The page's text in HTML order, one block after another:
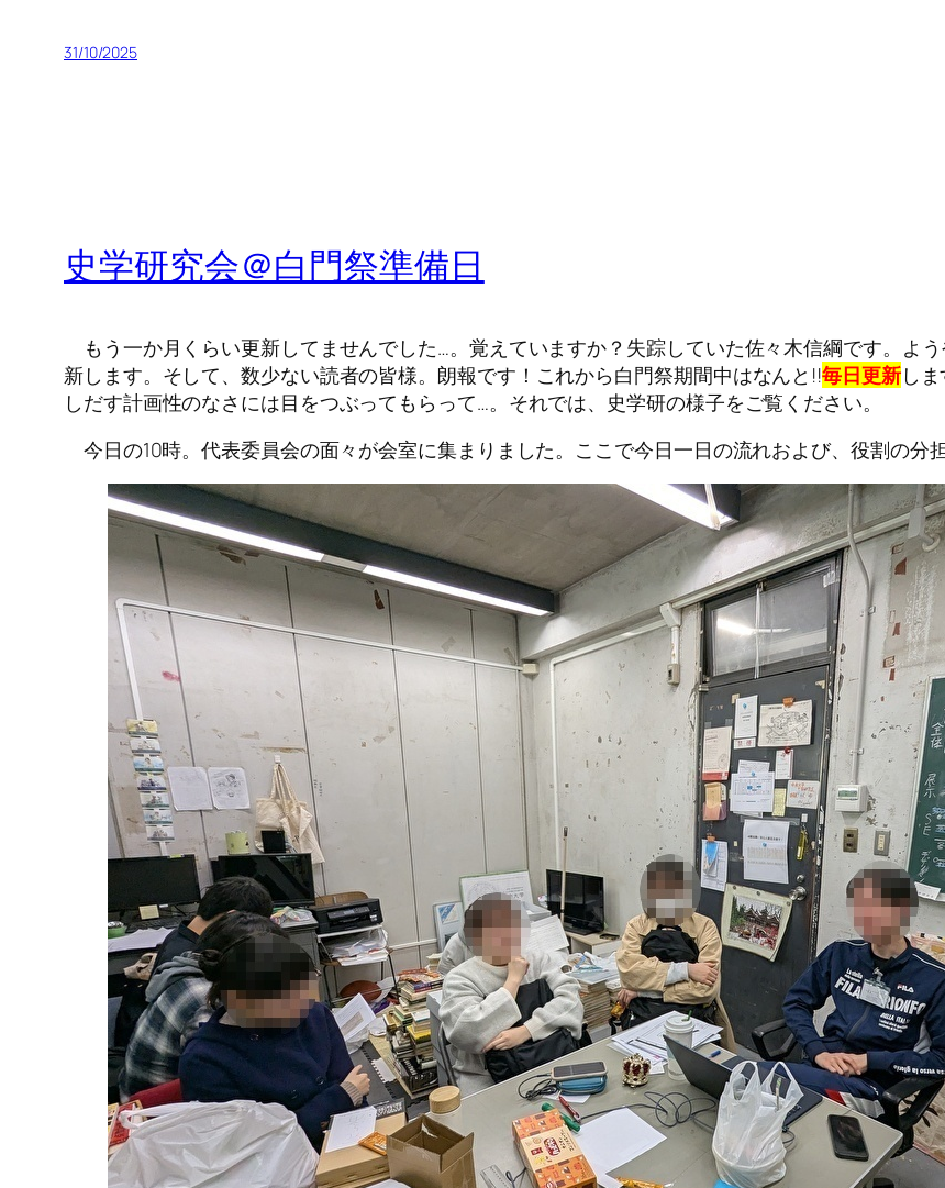
31/10/2025
史学研究会＠白門祭準備日
もう一か月くらい更新してませんでした…。覚えていますか？失踪していた佐々木信綱です。よ
新します。そして、数少ない読者の皆様。朗報です！これから白門祭期間中はなんと!!毎日更新し
しだす計画性のなさには目をつぶってもらって…。それでは、史学研の様子をご覧ください。
今日の10時。代表委員会の面々が会室に集まりました。ここで今日一日の流れおよび、役割の分担